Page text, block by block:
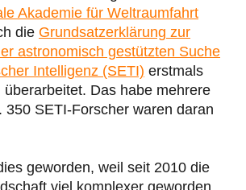
Akademie für Weltraumfahrt
die Grundsatzerklärung zur
astronomisch gestützten Suche
Intelligenz (SETI) erstmals
überarbeitet. Das habe mehrere
350 SETI-Forscher waren daran
geworden, weil seit 2010 die